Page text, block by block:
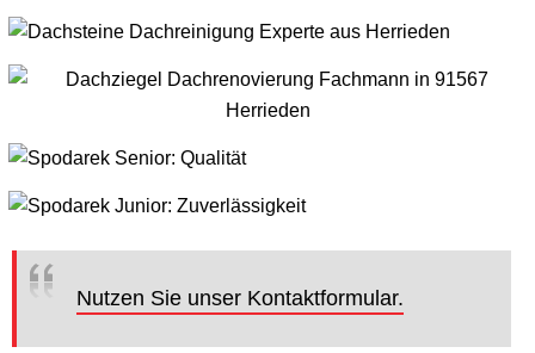
Nutzen Sie unser Kontaktformular.